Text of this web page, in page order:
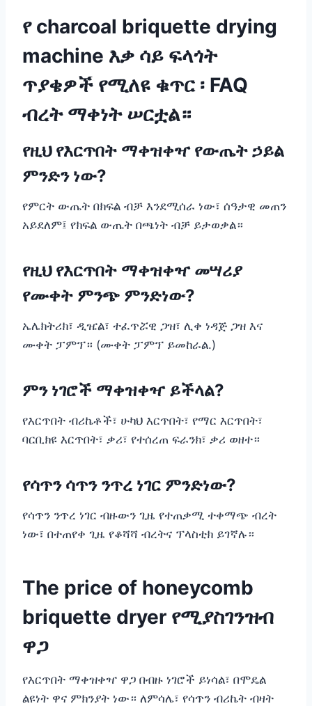
የ charcoal briquette drying
machine እቃ ሳይ ፍላጎት
ጥያቄዎች የሚለዩ ቁጥር ፡ FAQ
ብረት ማቀነት ሠርቷል።
የዚህ የእርጥበት ማቀዝቀዣ የውጤት ኃይል
ምንድን ነው?
የምርት ውጤት በክፍል ብቻ እንደሚሰራ ነው፣ ሰዓታዊ መጠን
አይደለም፤ የክፍል ውጤት በጫነት ብቻ ይታወቃል።
የዚህ የእርጥበት ማቀዝቀዣ መሣሪያ
የሙቀት ምንጭ ምንድነው?
ኤሌክትሪክ፣ ዲዤል፣ ተፈጥሯዊ ጋዝ፣ ሊቀ ነዳጅ ጋዝ እና
ሙቀት ፓምፕ። (ሙቀት ፓምፕ ይመከራል.)
ምን ነገሮች ማቀዝቀዣ ይችላል?
የእርጥበት ብሪኬቶች፣ ሁካህ እርጥበት፣ የማር እርጥበት፣
ባርቢክዩ እርጥበት፣ ቃሪ፣ የተሰረጠ ፍራንክ፣ ቃሪ ወዘተ።
የሳጥን ሳጥን ንጥረ ነገር ምንድነው?
የሳጥን ንጥረ ነገር ብዙውን ጊዜ የተጠቃሚ ተቀማጭ ብረት
ነው፣ በተጠየቀ ጊዜ የቆሻሻ ብረትና ፕላስቲክ ይገኛሉ።
The price of honeycomb
briquette dryer የሚያስገንዝብ
ዋጋ
የእርጥበት ማቀዝቀዣ ዋጋ በብዙ ነገሮች ይነሳል፣ በሞዴል
ልዩነት ዋና ምክንያት ነው። ለምሳሌ፣ የሳጥን ብሪኬት ብዛት